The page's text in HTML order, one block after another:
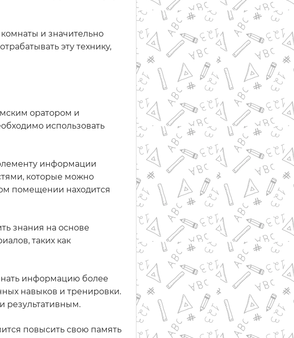
и значительно
эту технику,
оратором и
использовать
информации
которые можно
помещении находится
знания на основе
таких как
информацию более
навыков и тренировки.
результативным.
повысить свою память